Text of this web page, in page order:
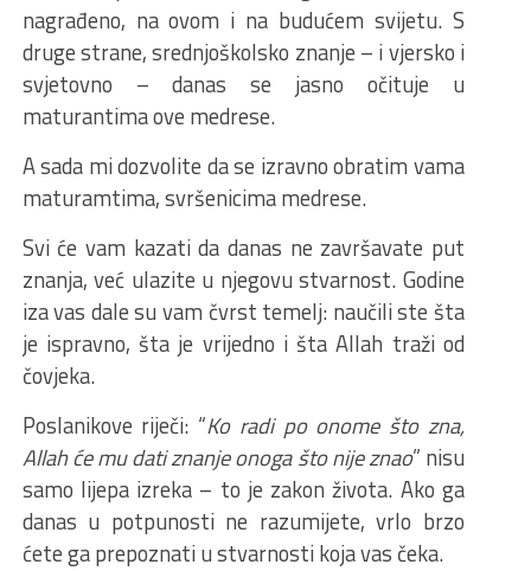
nagrađeno, na ovom i na budućem svijetu. S
druge strane, srednjoškolsko znanje – i vjersko i
svjetovno – danas se jasno očituje u
maturantima ove medrese.
A sada mi dozvolite da se izravno obratim vama
maturamtima, svršenicima medrese.
Svi će vam kazati da danas ne završavate put
znanja, već ulazite u njegovu stvarnost. Godine
iza vas dale su vam čvrst temelj: naučili ste šta
je ispravno, šta je vrijedno i šta Allah traži od
čovjeka.
Poslanikove riječi: “Ko radi po onome što zna,
Allah će mu dati znanje onoga što nije znao” nisu
samo lijepa izreka – to je zakon života. Ako ga
danas u potpunosti ne razumijete, vrlo brzo
ćete ga prepoznati u stvarnosti koja vas čeka.